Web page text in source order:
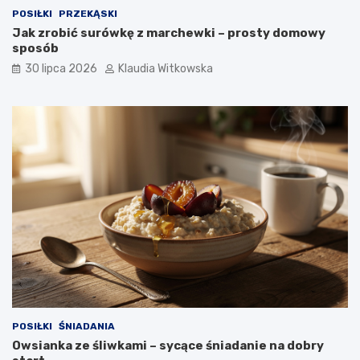
POSIŁKI PRZEKĄSKI
Jak zrobić surówkę z marchewki – prosty domowy
sposób
30 lipca 2026 Klaudia Witkowska
POSIŁKI ŚNIADANIA
Owsianka ze śliwkami – sycące śniadanie na dobry